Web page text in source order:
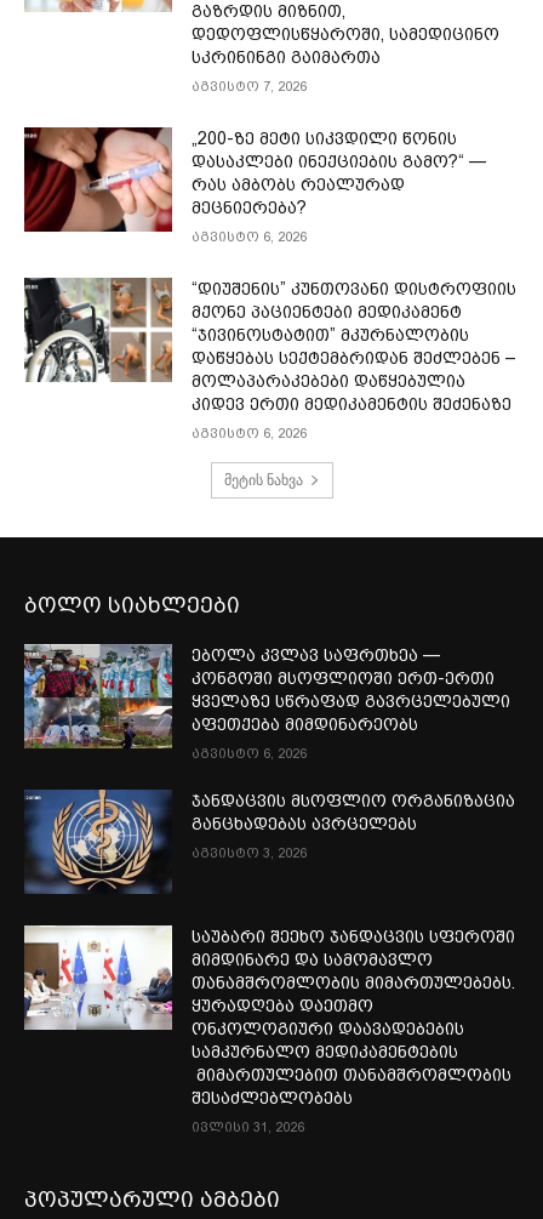
გაზრდის მიზნით,
დედოფლისწყაროში, სამედიცინო
სკრინინგი გაიმართა
აგვისტო 7, 2026
„200-ზე მეტი სიკვდილი წონის
დასაკლები ინექციების გამო?“ —
რას ამბობს რეალურად
მეცნიერება?
აგვისტო 6, 2026
“დიუშენის” კუნთოვანი დისტროფიის
მქონე პაციენტები მედიკამენტ
“ჯივინოსტატით” მკურნალობის
დაწყებას სექტემბრიდან შეძლებენ –
მოლაპარაკებები დაწყებულია
კიდევ ერთი მედიკამენტის შეძენაზე
აგვისტო 6, 2026
მეტის ნახვა
ბოლო სიახლეები
ებოლა კვლავ საფრთხეა —
კონგოში მსოფლიოში ერთ-ერთი
ყველაზე სწრაფად გავრცელებული
აფეთქება მიმდინარეობს
აგვისტო 6, 2026
ჯანდაცვის მსოფლიო ორგანიზაცია
განცხადებას ავრცელებს
აგვისტო 3, 2026
საუბარი შეეხო ჯანდაცვის სფეროში
მიმდინარე და სამომავლო
თანამშრომლობის მიმართულებებს.
ყურადღება დაეთმო
ონკოლოგიური დაავადებების
სამკურნალო მედიკამენტების
მიმართულებით თანამშრომლობის
შესაძლებლობებს
ივლისი 31, 2026
პოპულარული ამბები